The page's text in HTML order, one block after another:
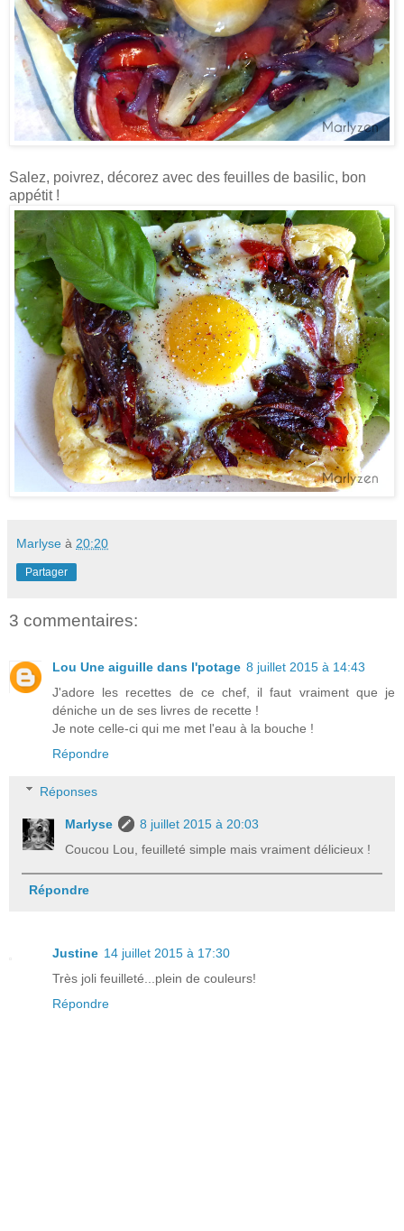
Salez, poivrez, décorez avec des feuilles de basilic, bon
appétit !
Marlyse à 20:20
Partager
3 commentaires:
Lou Une aiguille dans l'potage 8 juillet 2015 à 14:43
J'adore les recettes de ce chef, il faut vraiment que je
déniche un de ses livres de recette !
Je note celle-ci qui me met l'eau à la bouche !
Répondre
Réponses
Marlyse
8 juillet 2015 à 20:03
Coucou Lou, feuilleté simple mais vraiment délicieux !
Répondre
Justine 14 juillet 2015 à 17:30
Très joli feuilleté...plein de couleurs!
Répondre